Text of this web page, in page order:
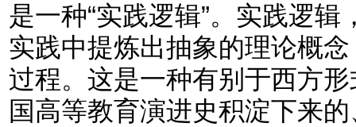
是一种“实践逻辑”。实践逻
实践中提炼出抽象的理论概
过程。这是一种有别于西方
国高等教育演进史积淀下来